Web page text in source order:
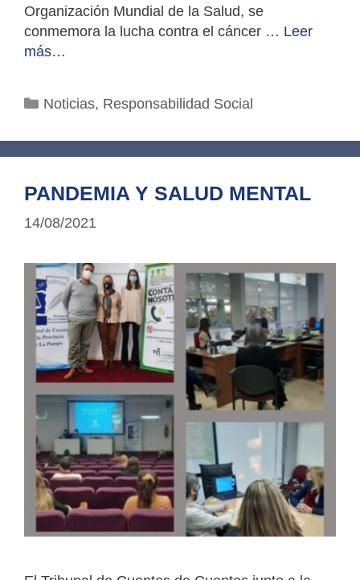
Organización Mundial de la Salud, se
conmemora la lucha contra el cáncer … Leer
más…
Categorías
Noticias, Responsabilidad Social
PANDEMIA Y SALUD MENTAL
14/08/2021